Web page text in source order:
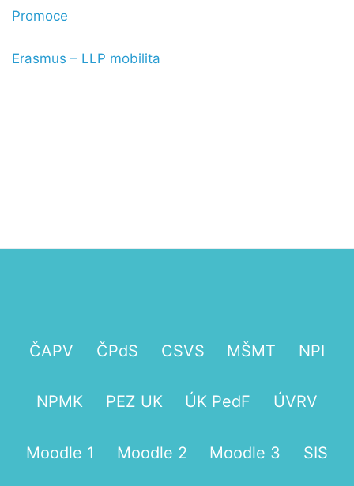
Promoce
Erasmus – LLP mobilita
ČAPV ČPdS CSVS MŠMT NPI
NPMK PEZ UK ÚK PedF ÚVRV
Moodle 1 Moodle 2 Moodle 3 SIS